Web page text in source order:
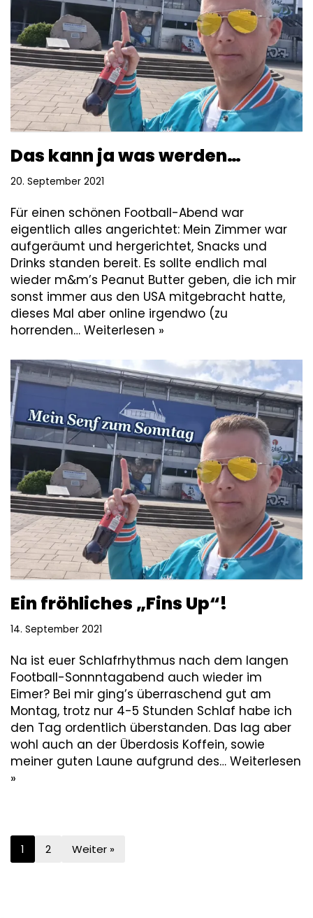
Das kann ja was werden…
20. September 2021
Für einen schönen Football-Abend war
eigentlich alles angerichtet: Mein Zimmer war
aufgeräumt und hergerichtet, Snacks und
Drinks standen bereit. Es sollte endlich mal
wieder m&m’s Peanut Butter geben, die ich mir
sonst immer aus den USA mitgebracht hatte,
dieses Mal aber online irgendwo (zu
horrenden… Weiterlesen »
Ein fröhliches „Fins Up“!
14. September 2021
Na ist euer Schlafrhythmus nach dem langen
Football-Sonnntagabend auch wieder im
Eimer? Bei mir ging’s überraschend gut am
Montag, trotz nur 4-5 Stunden Schlaf habe ich
den Tag ordentlich überstanden. Das lag aber
wohl auch an der Überdosis Koffein, sowie
meiner guten Laune aufgrund des… Weiterlesen
»
1 2 Weiter »